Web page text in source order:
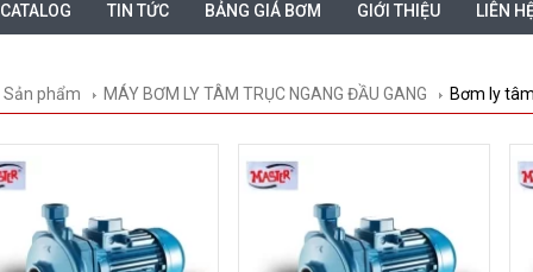
CATALOG TIN TỨC BẢNG GIÁ BƠM GIỚI THIỆU LIÊN
Sản phẩm MÁY BƠM LY TÂM TRỤC NGANG ĐẦU GANG Bơm ly